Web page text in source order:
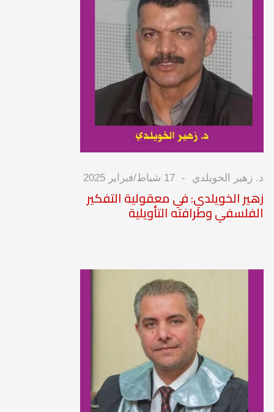
د. زهير الخويلدي 17 شباط/فبراير 2025
زهير الخويلدي: في معقولية التفكير
الفلسفي وطرافته التأويلية